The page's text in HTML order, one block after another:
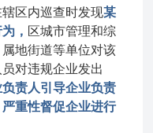
区内巡查时发现某
， 区城市管理和综
地街道等单位对该
对违规企业发出
责人引导企业负责
重性督促企业进行